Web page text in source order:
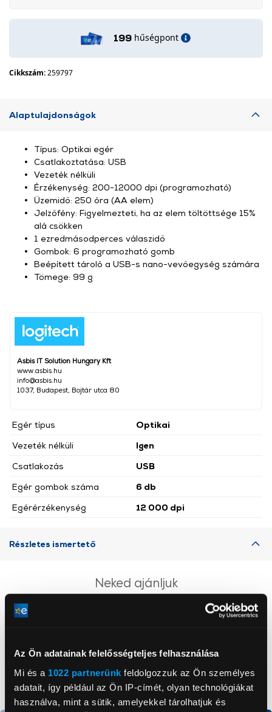
Az Ön adatainak felelősségteljes felhasználása
Mi és a 1022 partnerünk feldolgozzuk az Ön személyes
adatait, így például az Ön IP-címét, olyan technológiákat
használva, mint a sütik, amelyekkel tárolhatjuk és
199 hűségpont
Cikkszám:259797
Alaptulajdonságok
Asbis IT Solution Hungary Kft
www.asbis.hu
info@asbis.hu
1037, Budapest, Bojtár utca 80
Egér típus
Optikai
Vezeték nélküli
Igen
Csatlakozás
USB
Egér gombok száma
6 db
Egérérzékenység
12 000 dpi
Típus: Optikai egér
Csatlakoztatása: USB
Vezeték nélküli
Érzékenység: 200-12000 dpi (programozható)
Üzemidő: 250 óra (AA elem)
Jelzőfény: Figyelmezteti, ha az elem töltöttsége 15%
alá csökken
1 ezredmásodperces válaszidő
Gombok: 6 programozható gomb
Beépített tároló a USB-s nano-vevőegység számára
Tömege: 99 g
Részletes ismertető
Neked ajánljuk